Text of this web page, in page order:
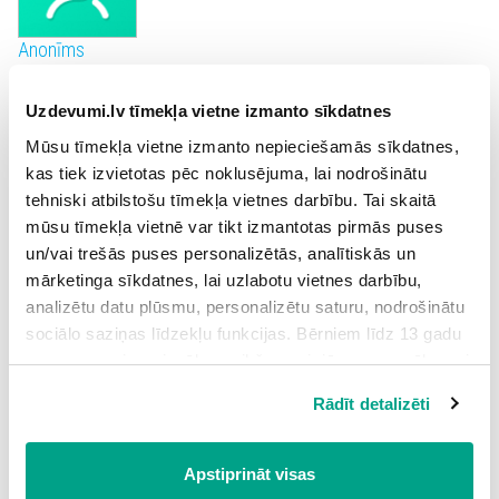
Uzdevumi.lv tīmekļa vietne izmanto sīkdatnes
Mūsu tīmekļa vietne izmanto nepieciešamās sīkdatnes,
kas tiek izvietotas pēc noklusējuma, lai nodrošinātu
tehniski atbilstošu tīmekļa vietnes darbību. Tai skaitā
mūsu tīmekļa vietnē var tikt izmantotas pirmās puses
un/vai trešās puses personalizētās, analītiskās un
mārketinga sīkdatnes, lai uzlabotu vietnes darbību,
analizētu datu plūsmu, personalizētu saturu, nodrošinātu
sociālo saziņas līdzekļu funkcijas. Bērniem līdz 13 gadu
vecumam pirms izvēles veikšanas ir jāprasa vecāka vai
Spiežot uz pogas “Apstiprināt visas”, Jūs piekrītat visām
sīkdatnēm, kas atrodas šajā tīmekļa vietnē, ieskaitot
trešo pušu mārketinga sīkdatnes. Spiežot uz pogas
Rādīt detalizēti
Apstiprināt visas
Anonīms
Anonīms
Anonīms
Anonīms